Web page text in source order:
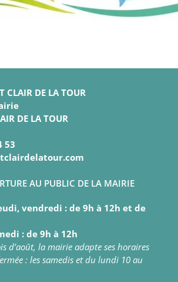
CLAIR DE LA TOUR
DE LA TOUR
53
AU PUBLIC DE LA MAIRIE
vendredi : de 9h à 12h et de
: de 9h à 12h
d’août, la mairie adapte ses horaires
: les samedis et du lundi 10 au